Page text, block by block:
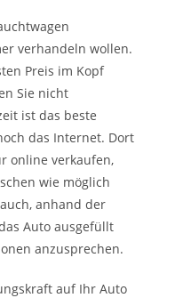
verhandeln wollen.
Preis im Kopf
Sie nicht
ist das beste
das Internet. Dort
online verkaufen,
wie möglich
anhand der
Auto ausgefüllt
anzusprechen.
auf Ihr Auto